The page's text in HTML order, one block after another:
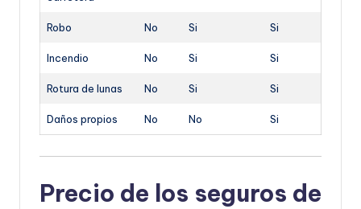
Robo No Si Si
Incendio No Si Si
Rotura de lunas No Si Si
Daños propios No No Si
Precio de los seguros de